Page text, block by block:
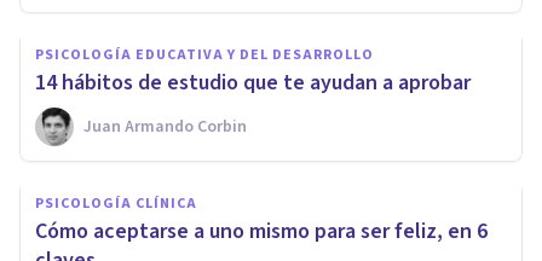
PSICOLOGÍA EDUCATIVA Y DEL DESARROLLO
14 hábitos de estudio que te ayudan a aprobar
Juan Armando Corbin
PSICOLOGÍA CLÍNICA
Cómo aceptarse a uno mismo para ser feliz, en 6